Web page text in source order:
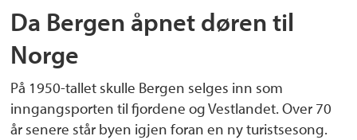
Da Bergen åpnet døren til
Norge
På 1950-tallet skulle Bergen selges inn som
inngangsporten til fjordene og Vestlandet. Over 70
år senere står byen igjen foran en ny turistsesong.